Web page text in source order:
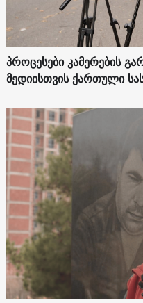
პროცესები კამერების
მედიისთვის ქართული